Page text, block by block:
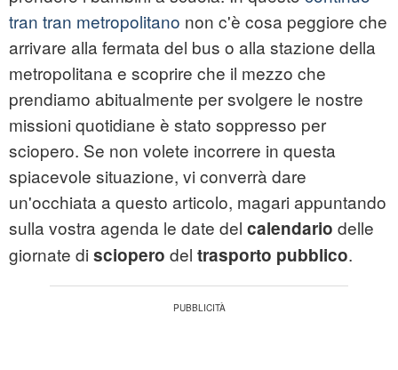
tran tran metropolitano non c'è cosa peggiore che
arrivare alla fermata del bus o alla stazione della
metropolitana e scoprire che il mezzo che
prendiamo abitualmente per svolgere le nostre
missioni quotidiane è stato soppresso per
sciopero. Se non volete incorrere in questa
spiacevole situazione, vi converrà dare
un'occhiata a questo articolo, magari appuntando
sulla vostra agenda le date del calendario delle
giornate di sciopero del trasporto pubblico.